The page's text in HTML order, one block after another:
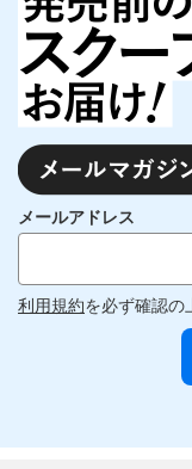
メールアドレス
利用規約を必ず確認の